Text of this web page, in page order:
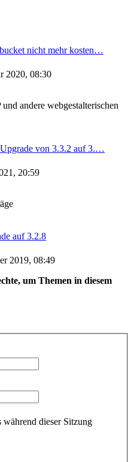
nicht mehr kosten…
2020, 08:30
andere webgestalterischen
von 3.3.2 auf 3.…
20:59
auf 3.2.8
2019, 08:49
um Themen in diesem
dieser Sitzung